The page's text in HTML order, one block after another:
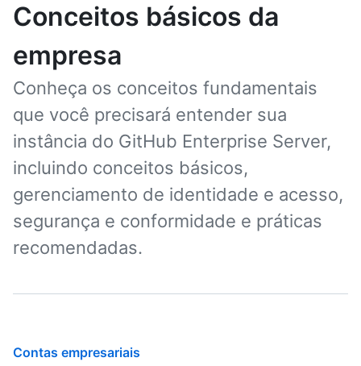
Conceitos básicos da
empresa
Conheça os conceitos fundamentais
que você precisará entender sua
instância do GitHub Enterprise Server,
incluindo conceitos básicos,
gerenciamento de identidade e acesso,
segurança e conformidade e práticas
recomendadas.
Contas empresariais